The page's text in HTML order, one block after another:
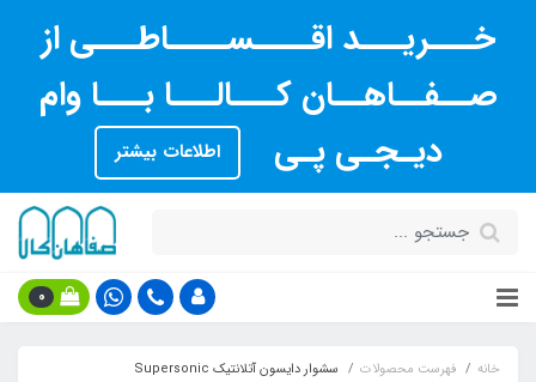
خـــریـــد اقــــســــاطـــی از
صــفــاهــان کـــالـــا بـــا وام
دیـجـی پـی
اطلاعات بیشتر
0
خانه فهرست محصولات سشوار دایسون آتلانتیک Supersonic